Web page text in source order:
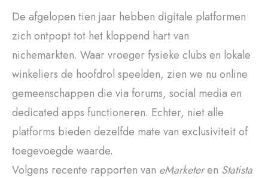
De afgelopen tien jaar hebben digitale platformen
zich ontpopt tot het kloppend hart van
nichemarkten. Waar vroeger fysieke clubs en lokale
winkeliers de hoofdrol speelden, zien we nu online
gemeenschappen die via forums, social media en
dedicated apps functioneren. Echter, niet alle
platforms bieden dezelfde mate van exclusiviteit of
toegevoegde waarde.
Volgens recente rapporten van eMarketeren Statista